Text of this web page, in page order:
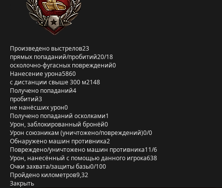
Произведено выстрелов23
прямых попаданий/пробитий20/18
осколочно-фугасных повреждений0
Нанесение урона5860
с дистанции свыше 300 м2148
Получено попаданий4
пробитий3
не нанёсших урон0
Получено попаданий осколками1
Урон, заблокированный бронёй0
Урон союзникам (уничтожено/повреждений)0/0
Обнаружено машин противника2
Повреждено/уничтожено машин противника11/6
Урон, нанесённый с помощью данного игрока638
Очки захвата/защиты базы0/100
Пройдено километров9,32
Закрыть